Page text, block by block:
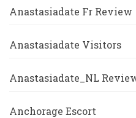
Anastasiadate Fr Review
Anastasiadate Visitors
Anastasiadate_NL
Anchorage Escort